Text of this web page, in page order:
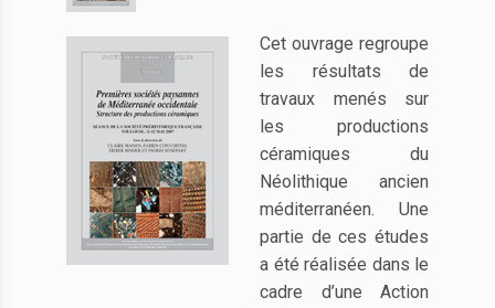
Cet ouvrage regroupe
les résultats de
travaux menés sur
les productions
céramiques du
Néolithique ancien
méditerranéen. Une
partie de ces études
a été réalisée dans le
cadre d’une Action